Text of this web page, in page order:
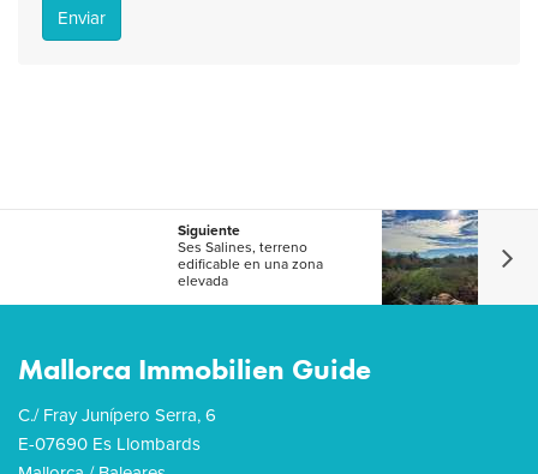
Enviar
Siguiente
Ses Salines, terreno
edificable en una zona
elevada
Mallorca Immobilien Guide
C./ Fray Junípero Serra, 6
E-07690 Es Llombards